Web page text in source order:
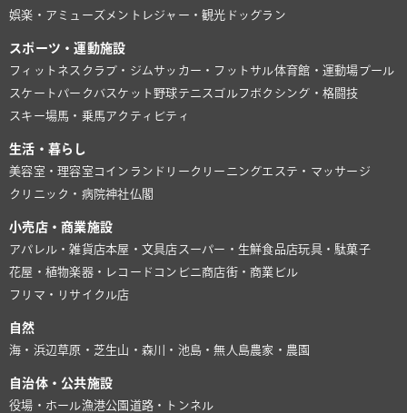
娯楽・アミューズメント レジャー・観光 ドッグラン
スポーツ・運動施設
フィットネスクラブ・ジム サッカー・フットサル体育館・運動場プール
スケートパーク バスケット 野球テニス ゴルフ ボクシング・格闘技
スキー場馬・乗馬アクティビティ
生活・暮らし
美容室・理容室 コインランドリー クリーニングエステ・マッサージ
クリニック・病院神社仏閣
小売店・商業施設
アパレル・雑貨店本屋・文具店 スーパー・生鮮食品店玩具・駄菓子
花屋・植物楽器・レコード コンビニ商店街・商業ビル
フリマ・リサイクル店
自然
海・浜辺 草原・芝生山・森川・池島・無人島農家・農園
自治体・公共施設
役場・ホール漁港公園 道路・トンネル